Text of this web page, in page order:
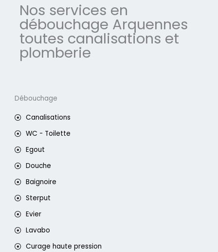
Nos services en
débouchage Arquennes
toutes canalisations et
plomberie
Débouchage
Canalisations
WC - Toilette
Egout
Douche
Baignoire
Sterput
Evier
Lavabo
Curage haute pression